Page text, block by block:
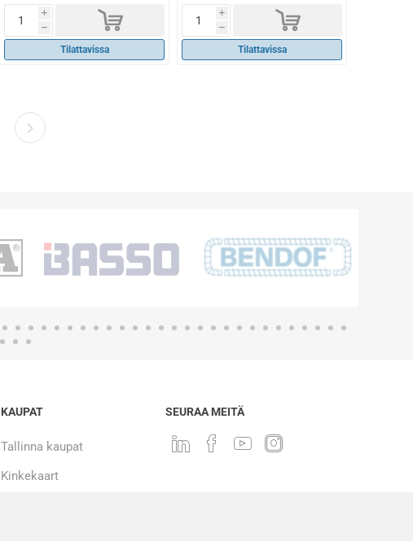
i
h d
Tilattavissa
i
h d
Tilattavissa
KAUPAT
Tallinna kaupat
Kinkekaart
SEURAA MEITÄ